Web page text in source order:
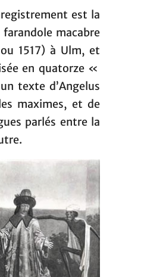
est la
macabre
1517) à Ulm, et
en quatorze «
texte d’Angelus
maximes, et de
parlés entre la